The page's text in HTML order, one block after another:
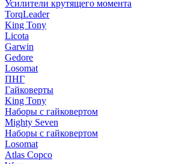
Усилители крутящего момента
TorqLeader
King Tony
Licota
Garwin
Gedore
Losomat
ПНГ
Гайковерты
King Tony
Наборы с гайковертом
Mighty Seven
Наборы с гайковертом
Losomat
Atlas Copco